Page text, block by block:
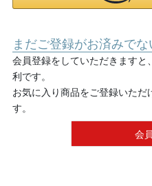
まだご登録がお済みで
会員登録をしていただきますと
利です。
お気に入り商品をご登録いただ
す。
会